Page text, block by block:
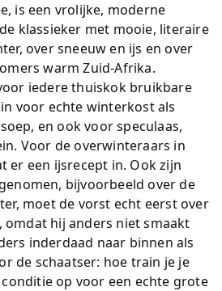
is een vrolijke, moderne
klassieker met mooie, literaire
over sneeuw en ijs en over
warm Zuid-Afrika.
iedere thuiskok bruikbare
voor echte winterkost als
en ook voor speculaas,
Voor de overwinteraars in
er een ijsrecept in. Ook zijn
bijvoorbeeld over de
moet de vorst echt eerst over
omdat hij anders niet smaakt
inderdaad naar binnen als
de schaatser: hoe train je je
op voor een echte grote